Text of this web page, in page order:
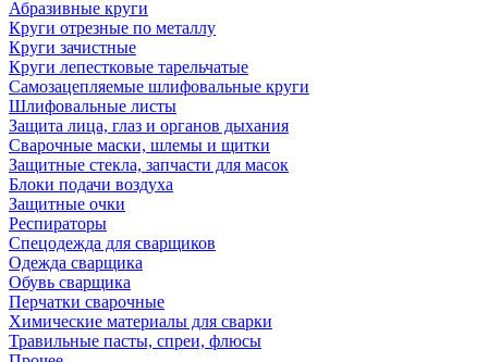
Абразивные круги
Круги отрезные по металлу
Круги зачистные
Круги лепестковые тарельчатые
Самозацепляемые шлифовальные круги
Шлифовальные листы
Защита лица, глаз и органов дыхания
Сварочные маски, шлемы и щитки
Защитные стекла, запчасти для масок
Блоки подачи воздуха
Защитные очки
Респираторы
Спецодежда для сварщиков
Одежда сварщика
Обувь сварщика
Перчатки сварочные
Химические материалы для сварки
Травильные пасты, спреи, флюсы